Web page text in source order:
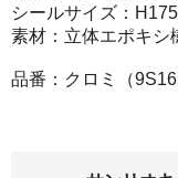
シールサイズ：
素材：立体エポキシ
品番：クロミ（